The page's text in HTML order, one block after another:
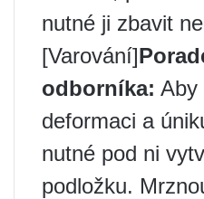
nutné ji zbavit
[Varování]
odborníka: Aby
deformaci a
nutné pod ni
podložku.